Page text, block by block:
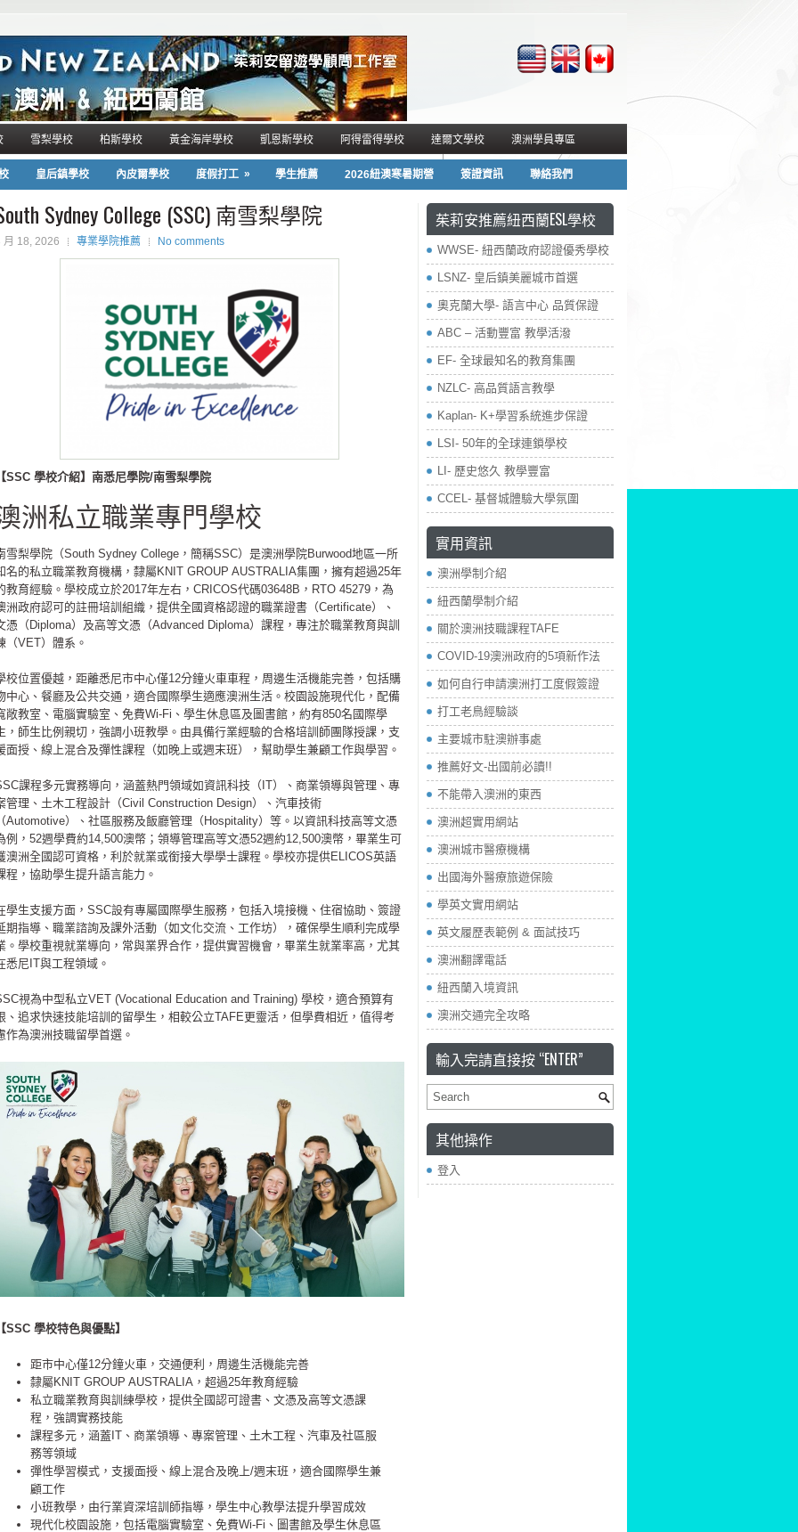
雪梨學校 柏斯學校 黃金海岸學校 凱恩斯學校 阿得雷得學校 達爾文學校 澳洲學員專區
皇后鎮學校 內皮爾學校 度假打工 » 學生推薦 2026紐澳寒暑期營 簽證資訊 聯絡我們
Sydney College (SSC) 南雪梨學院
月 18, 2026 專業學院推薦 No comments
SSC 學校介紹】南悉尼學院/南雪梨學院
洲私立職業專門學校
雪梨學院（South Sydney College，簡稱SSC）是澳洲學院Burwood地區一所
名的私立職業教育機構，隸屬KNIT GROUP AUSTRALIA集團，擁有超過25年
教育經驗。學校成立於2017年左右，CRICOS代碼03648B，RTO 45279，為
洲政府認可的註冊培訓組織，提供全國資格認證的職業證書（Certificate）、
憑（Diploma）及高等文憑（Advanced Diploma）課程，專注於職業教育與訓
（VET）體系。
校位置優越，距離悉尼市中心僅12分鐘火車車程，周邊生活機能完善，包括購
中心、餐廳及公共交通，適合國際學生適應澳洲生活。校園設施現代化，配備
敞教室、電腦實驗室、免費Wi-Fi、學生休息區及圖書館，約有850名國際學
，師生比例親切，強調小班教學。由具備行業經驗的合格培訓師團隊授課，支
面授、線上混合及彈性課程（如晚上或週末班），幫助學生兼顧工作與學習。
課程多元實務導向，涵蓋熱門領域如資訊科技（IT）、商業領導與管理、專
管理、土木工程設計（Civil Construction Design）、汽車技術
Automotive）、社區服務及飯廳管理（Hospitality）等。以資訊科技高等文憑
例，52週學費約14,500澳幣；領導管理高等文憑52週約12,500澳幣，畢業生可
澳洲全國認可資格，利於就業或銜接大學學士課程。學校亦提供ELICOS英語
程，協助學生提升語言能力。
學生支援方面，SSC設有專屬國際學生服務，包括入境接機、住宿協助、簽證
期指導、職業諮詢及課外活動（如文化交流、工作坊），確保學生順利完成學
。學校重視就業導向，常與業界合作，提供實習機會，畢業生就業率高，尤其
悉尼IT與工程領域。
視為中型私立VET (Vocational Education and Training) 學校，適合預算有
、追求快速技能培訓的留學生，相較公立TAFE更靈活，但學費相近，值得考
作為澳洲技職留學首選。
SSC 學校特色與優點】
距市中心僅12分鐘火車，交通便利，周邊生活機能完善
隸屬KNIT GROUP AUSTRALIA，超過25年教育經驗
私立職業教育與訓練學校，提供全國認可證書、文憑及高等文憑課
程，強調實務技能
​課程多元，涵蓋IT、商業領導、專案管理、土木工程、汽車及社區服
務等領域
​彈性學習模式，支援面授、線上混合及晚上/週末班，適合國際學生兼
顧工作
小班教學，由行業資深培訓師指導，學生中心教學法提升學習成效
現代化校園設施，包括電腦實驗室、免費Wi-Fi、圖書館及學生休息區
茱莉安推薦紐西蘭ESL學校
WWSE- 紐西蘭政府認證優秀學校
LSNZ- 皇后鎮美麗城市首選
奧克蘭大學- 語言中心 品質保證
ABC – 活動豐富 教學活潑
EF- 全球最知名的教育集團
NZLC- 高品質語言教學
Kaplan- K+學習系統進步保證
LSI- 50年的全球連鎖學校
LI- 歷史悠久 教學豐富
CCEL- 基督城體驗大學氛圍
實用資訊
澳洲學制介紹
紐西蘭學制介紹
關於澳洲技職課程TAFE
COVID-19澳洲政府的5項新作法
如何自行申請澳洲打工度假簽證
打工老鳥經驗談
主要城市駐澳辦事處
推薦好文-出國前必讀!!
不能帶入澳洲的東西
澳洲超實用網站
澳洲城市醫療機構
出國海外醫療旅遊保險
學英文實用網站
英文履歷表範例 & 面試技巧
澳洲翻譯電話
紐西蘭入境資訊
澳洲交通完全攻略
輸入完請直接按 “ENTER”
其他操作
登入